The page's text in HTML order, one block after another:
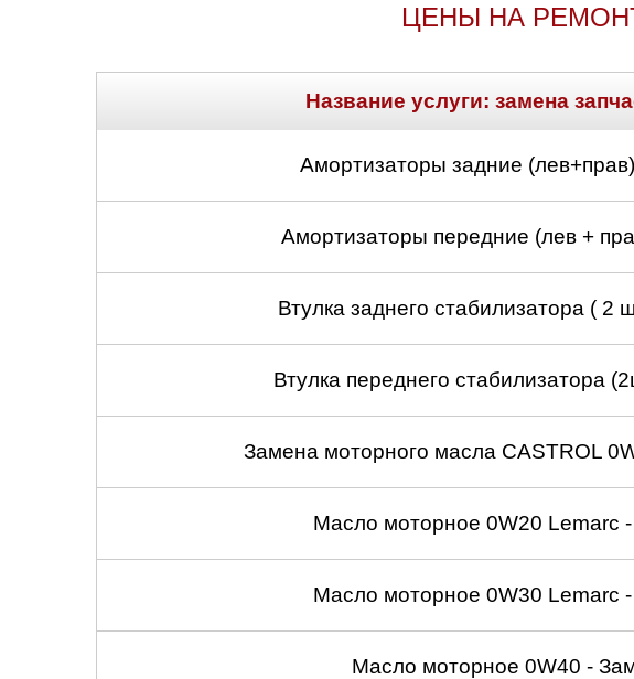
ЦЕНЫ НА
Название услуги: замена
Амортизаторы задние
Амортизаторы передние (лев +
Втулка заднего стабилизатора ( 2
Втулка переднего стабилизатора
Замена моторного масла CASTROL
Масло моторное 0W20 Lemarc
Масло моторное 0W30 Lemarc
Масло моторное 0W40 -